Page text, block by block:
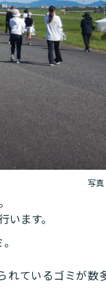
写
ます。
れているゴミが数